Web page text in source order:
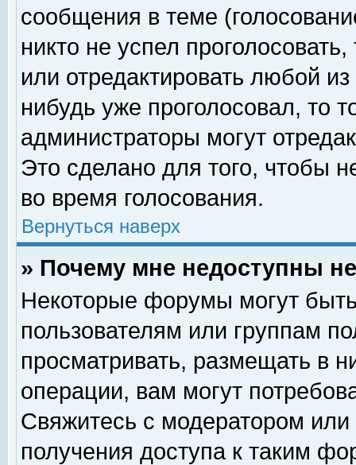
сообщения в теме
никто не успел
или отредактировать любой
нибудь уже проголосовал, то
администраторы могут
Это сделано для того, чтобы
во время голосования.
Вернуться наверх
» Почему мне недоступны
Некоторые форумы могут
пользователям или группам
просматривать, размещать в
операции, вам могут
Свяжитесь с модератором
получения доступа к таким